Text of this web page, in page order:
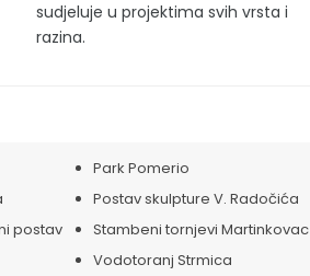
sudjeluje u projektima svih vrsta i
razina.
postav
Park Pomerio
Postav skulpture V. Radočića
Stambeni tornjevi Martinkovac
Vodotoranj Strmica